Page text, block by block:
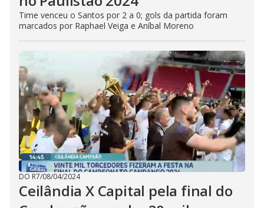
Time venceu o Santos por 2 a 0; gols da partida foram
marcados por Raphael Veiga e Aníbal Moreno
DO R7/08/04/2024
Ceilândia X Capital pela final do